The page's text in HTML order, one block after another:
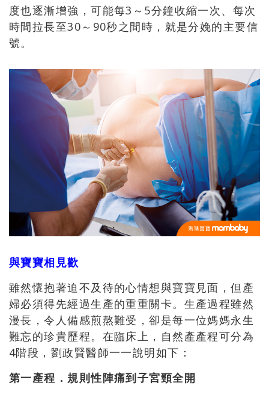
度也逐漸增強，可能每3～5分鐘收縮一次、每次
時間拉長至30～90秒之間時，就是分娩的主要信
號。
與寶寶相見歡
雖然懷抱著迫不及待的心情想與寶寶見面，但產
婦必須得先經過生產的重重關卡。生產過程雖然
漫長，令人備感煎熬難受，卻是每一位媽媽永生
難忘的珍貴歷程。在臨床上，自然產產程可分為
4階段，劉政賢醫師一一說明如下：
第一產程．規則性陣痛到子宮頸全開